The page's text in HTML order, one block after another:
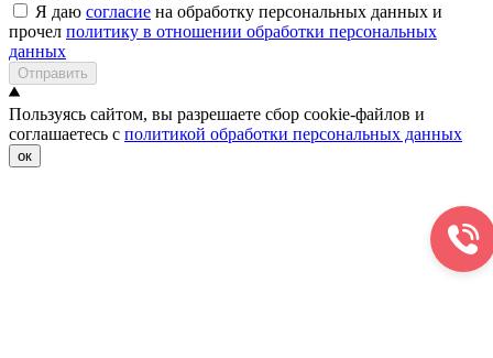
Я даю согласие на обработку персональных данных и
прочел политику в отношении обработки персональных
данных
Отправить
Пользуясь сайтом, вы разрешаете сбор cookie-файлов и
соглашаетесь с политикой обработки персональных данных
ок